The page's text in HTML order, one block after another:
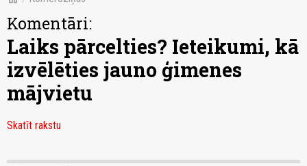
Komentāri:
Laiks pārcelties? Ieteikumi, kā
izvēlēties jauno ģimenes
mājvietu
Skatīt rakstu